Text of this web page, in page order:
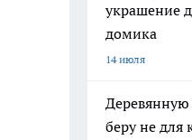
украшение
домика
14 июля
Деревянную
беру не для